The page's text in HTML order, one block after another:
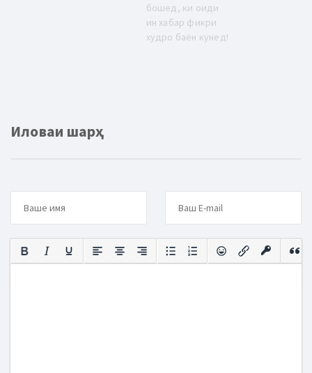
бошед, ки оиди
ин хабар фикри
худро баён кунед!
Иловаи шарҳ